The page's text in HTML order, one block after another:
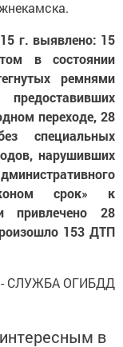
г. выявлено: 15
в состоянии
ремнями
переходе, 28
специальных
нарушивших
срок» к
привлечено 28
153 ДТП
СЛУЖБА ОГИБДД
в